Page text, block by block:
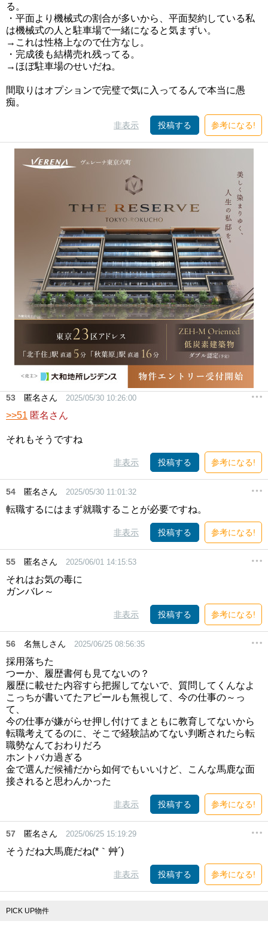
る。
・平面より機械式の割合が多いから、平面契約している私
は機械式の人と駐車場で一緒になると気まずい。
→これは性格上なので仕方なし。
・完成後も結構売れ残ってる。
→ほぼ駐車場のせいだね。
間取りはオプションで完璧で気に入ってるんで本当に愚
痴。
非表示 投稿する 参考になる!
53 匿名さん 2025/05/30 10:26:00
>>51 匿名さん
それもそうですね
非表示 投稿する 参考になる!
54 匿名さん 2025/05/30 11:01:32
転職するにはまず就職することが必要ですね。
非表示 投稿する 参考になる!
55 匿名さん 2025/06/01 14:15:53
それはお気の毒に
ガンバレ～
非表示 投稿する 参考になる!
56 名無しさん 2025/06/25 08:56:35
採用落ちた
つーか、履歴書何も見てないの？
履歴に載せた内容すら把握してないで、質問してくんなよ
こっちが書いてたアピールも無視して、今の仕事の～っ
て、
今の仕事が嫌がらせ押し付けてまともに教育してないから
転職考えてるのに、そこで経験詰めてない判断されたら転
職勢なんておわりだろ
ホントバカ過ぎる
金で選んだ候補だから如何でもいいけど、こんな馬鹿な面
接されると思わんかった
非表示 投稿する 参考になる!
57 匿名さん 2025/06/25 15:19:29
そうだね大馬鹿だね(*｀艸´)
非表示 投稿する 参考になる!
PICK UP物件